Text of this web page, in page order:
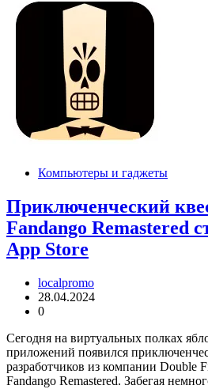
Компьютеры и гаджеты
Приключенческий
Fandango Remastered
App Store
localpromo
28.04.2024
0
Сегодня на виртуальных полках
приложений появился
разработчиков из компании Double
Fandango Remastered. Забегая